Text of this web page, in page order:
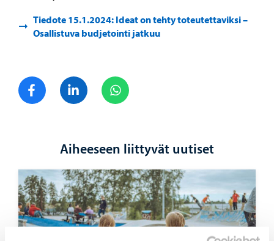
Tiedote 15.1.2024: Ideat on tehty toteutettaviksi –
Osallistuva budjetointi jatkuu
Jaa FacebookJaa LinkedIn
Aiheeseen liittyvät uutiset